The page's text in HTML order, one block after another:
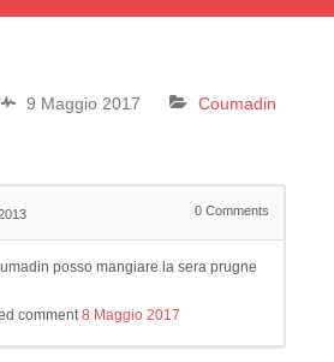
9 Maggio 2017 Coumadin
0 Comments
posso mangiare la sera prugne
comment8 Maggio 2017